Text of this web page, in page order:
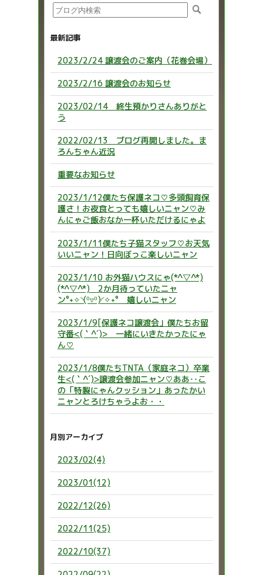
最新記事
2023/2/24 譲渡会のご案内（花巻会場）
2023/2/16 譲渡会のお知らせ
2023/02/14 終生預かりさんありがと
う
2022/02/13 ブログ再開しました。ま
ろんちゃん近況
重要なお知らせ
2023/1/12僕たち保護ネコ♡多頭飼育保
護さ！お夜食とっても嬉しいニャン♡み
んにゃご飯おなか一杯いただけるにゃよ
2023/1/11僕たち子猫スタッフ♡お天気
いいニャン！日向ぼっこ楽しいニャン
2023/1/10 お外猫ハウスにゃ(*^▽^*)
(*^▽^*) 2か月待っていたニャ
ン°˖✧◝(⁰▿⁰)◜✧˖° 嬉しいニャン
2023/1/9[保護ネコ譲渡会」僕たちお留
守番<(｀^´)> 一緒にいきたかったにゃ
ん♡
2023/1/8僕たちTNTA（家庭ネコ）卒業
生<(｀^´)>譲渡会参加ニャン♡ああ‥こ
の「特製にゃんクッション」あったかい
ニャンとろけちゃうよお・・
月別アーカイブ
2023/02(4)
2023/01(12)
2022/12(26)
2022/11(25)
2022/10(37)